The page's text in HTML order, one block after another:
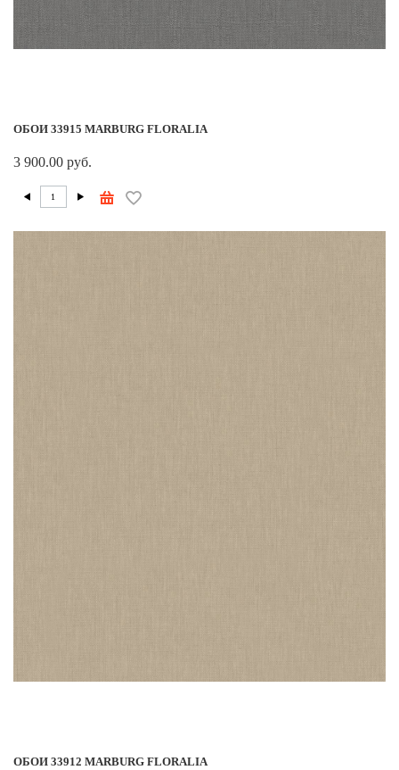
ОБОИ 33915 MARBURG FLORALIA
3 900.00 руб.
ОБОИ 33912 MARBURG FLORALIA